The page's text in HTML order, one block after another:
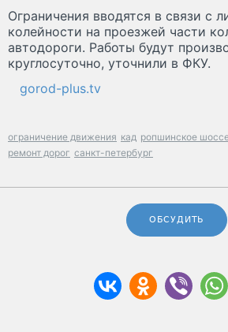
Ограничения вводятся в связи с
колейности на проезжей части
автодороги. Работы будут
круглосуточно, уточнили в ФКУ.
gorod-plus.tv
ограничение движения кад ропшинское
ремонт дорог санкт-петербург
ОБСУДИТЬ